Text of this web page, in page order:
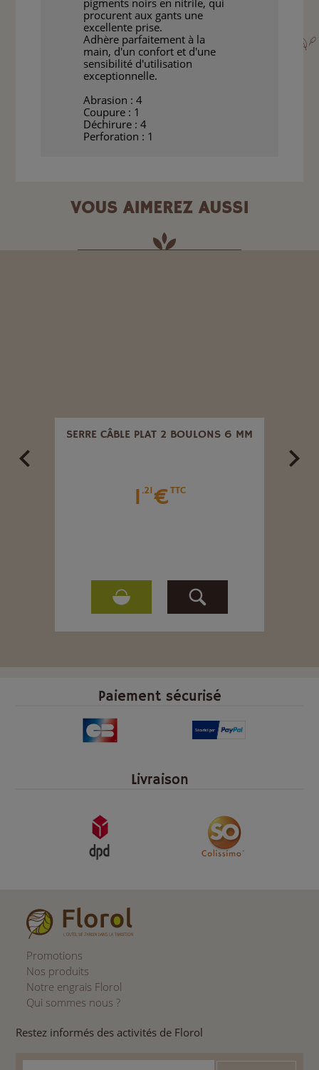
pigments noirs en nitrile, qui
procurent aux gants une
excellente prise.
Adhère parfaitement à la
main, d'un confort et d'une
sensibilité d'utilisation
exceptionnelle.
Abrasion : 4
Coupure : 1
Déchirure : 4
Perforation : 1
VOUS AIMEREZ AUSSI
SERRE CÂBLE PLAT 2 BOULONS 6 MM
1 .21€TTC
Paiement sécurisé
Livraison
Promotions
Nos produits
Notre engrais Florol
Qui sommes nous ?
Restez informés des activités de Florol